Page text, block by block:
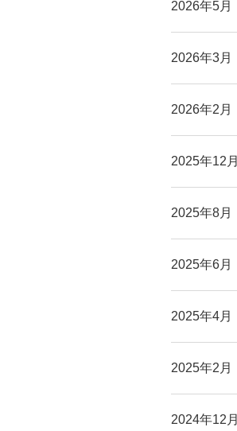
2026年5月
2026年3月
2026年2月
2025年12月
2025年8月
2025年6月
2025年4月
2025年2月
2024年12月